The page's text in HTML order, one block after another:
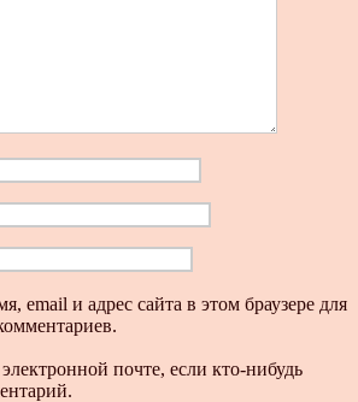
email и адрес сайта в этом браузере для
почте, если кто-нибудь